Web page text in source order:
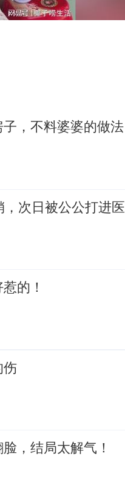
，不料婆婆的做法
次日被公公打进医
的！
伤
，结局太解气！